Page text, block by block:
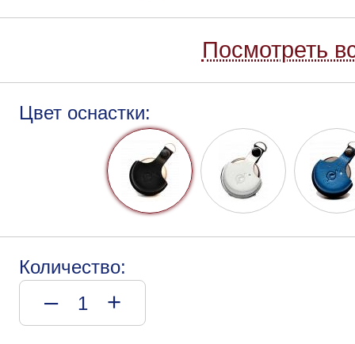
Посмотреть
Цвет оснастки:
Количество:
– +